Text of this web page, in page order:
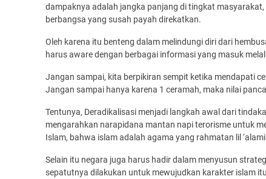
dampaknya adalah jangka panjang di tingkat
berbangsa yang susah payah direkatkan.
Oleh karena itu benteng dalam melindungi diri dari
harus aware dengan berbagai informasi yang masuk
Jangan sampai, kita berpikiran sempit ketika mendapati
Jangan sampai hanya karena 1 ceramah, maka nilai
Tentunya, Deradikalisasi menjadi langkah awal dari
mengarahkan narapidana mantan napi terorisme untuk
Islam, bahwa islam adalah agama yang rahmatan lil
Selain itu negara juga harus hadir dalam menyusun
sepatutnya dilakukan untuk mewujudkan karakter islam